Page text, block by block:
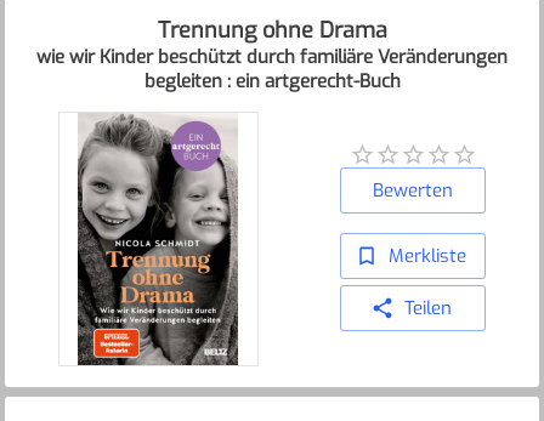
Trennung ohne Drama
wie wir Kinder beschützt durch familiäre Veränderungen
begleiten : ein artgerecht-Buch
Bewerten
Merkliste
Teilen